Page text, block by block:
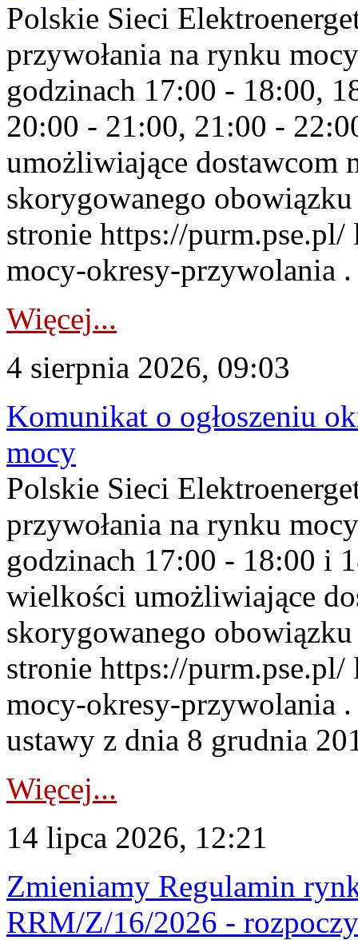
Polskie Sieci
przywołania na rynku
godzinach 17:00 - 18:00,
20:00 - 21:00, 21:00 -
umożliwiające dostawcom
skorygowanego
stronie https://
mocy-okresy-przywolania
Więcej...
4 sierpnia 2026, 09:03
Komunikat o ogłoszeniu
mocy
Polskie Sieci
przywołania na rynku
godzinach 17:00 - 18:00 i
wielkości umożliwiające
skorygowanego
stronie https://
mocy-okresy-przywolania
ustawy z dnia 8 grudnia
Więcej...
14 lipca 2026, 12:21
Zmieniamy Regulamin
RRM/Z/16/2026 -